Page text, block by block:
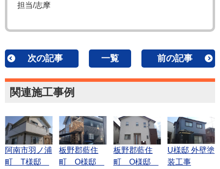
担当/志摩
次の記事 一覧 前の記事
関連施工事例
阿南市羽ノ浦
町 T様邸
板野郡藍住
町 O様邸
板野郡藍住
町 O様邸
U様邸 外壁塗
装工事